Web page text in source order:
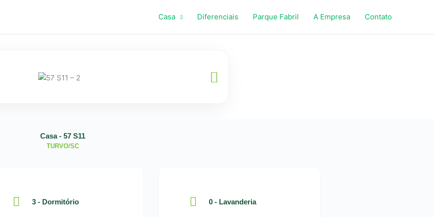
Casa Diferenciais Parque Fabril A Empresa Contato
Casa - 57 S11
TURVO/SC
3 - Dormitório 0 - Lavanderia